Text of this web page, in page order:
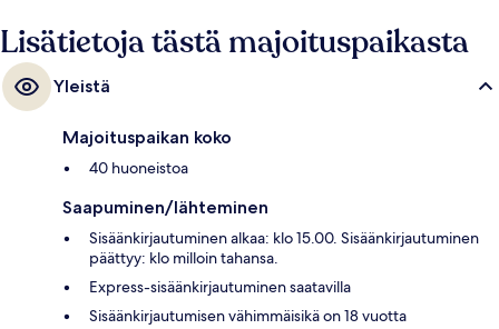
Lisätietoja tästä majoituspaikasta
Yleistä
Majoituspaikan koko
40 huoneistoa
Saapuminen/lähteminen
Sisäänkirjautuminen alkaa: klo 15.00. Sisäänkirjautuminen
päättyy: klo milloin tahansa.
Express-sisäänkirjautuminen saatavilla
Sisäänkirjautumisen vähimmäisikä on 18 vuotta